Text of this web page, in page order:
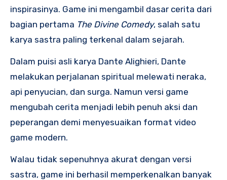
inspirasinya. Game ini mengambil dasar cerita dari
bagian pertama The Divine Comedy, salah satu
karya sastra paling terkenal dalam sejarah.
Dalam puisi asli karya Dante Alighieri, Dante
melakukan perjalanan spiritual melewati neraka,
api penyucian, dan surga. Namun versi game
mengubah cerita menjadi lebih penuh aksi dan
peperangan demi menyesuaikan format video
game modern.
Walau tidak sepenuhnya akurat dengan versi
sastra, game ini berhasil memperkenalkan banyak